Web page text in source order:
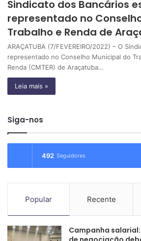
Sindicato dos Bancários
representado no
Trabalho e Renda de
ARAÇATUBA (7/FEVEREIRO/2022) – O
representado no Conselho Municipal do
Renda (CMTER) de Araçatuba…
Leia mais »
Siga-nos
492 Seguidores
Popular Recente
Campanha